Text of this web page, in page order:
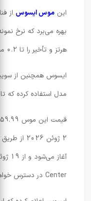
این موس ایسوس
هرتز و تأخیر را تا 0.2 میلی‌ثانیه کاهش می‌دهد.
مدل استفاده کرده که تا 100 میلیون کلیک عمر مفید دارند.
Center در دسترس خواهد بود.